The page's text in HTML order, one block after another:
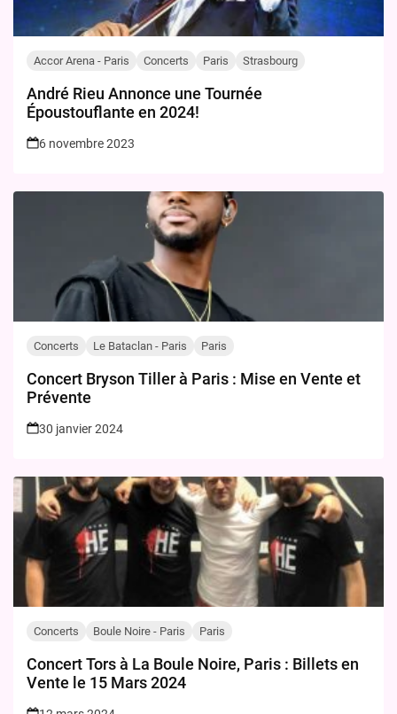
Accor Arena - Paris Concerts Paris Strasbourg
André Rieu Annonce une Tournée
Époustouflante en 2024!
6 novembre 2023
Concerts Le Bataclan - Paris Paris
Concert Bryson Tiller à Paris : Mise en Vente et
Prévente
30 janvier 2024
Concerts Boule Noire - Paris Paris
Concert Tors à La Boule Noire, Paris : Billets en
Vente le 15 Mars 2024